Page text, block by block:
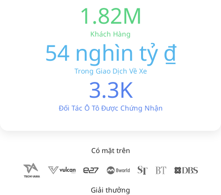
1.82M
Khách Hàng
54 nghìn tỷ ₫
Trong Giao Dịch Về Xe
3.3K
Đối Tác Ô Tô Được Chứng Nhận
Có mặt trên
Giải thưởng